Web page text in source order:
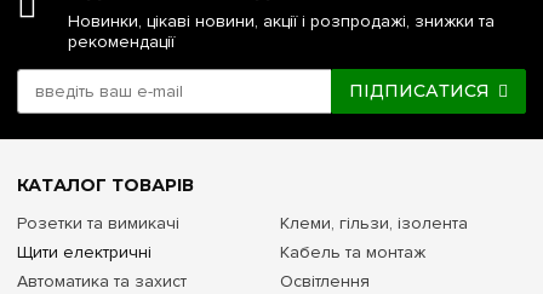
Новинки, цікаві новини, акції і розпродажі, знижки та
рекомендації
ПІДПИСАТИСЯ
КАТАЛОГ ТОВАРІВ
Розетки та вимикачі
Щити електричні
Автоматика та захист
Клеми, гільзи, ізолента
Кабель та монтаж
Освітлення